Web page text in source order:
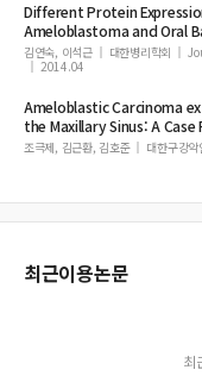
Different Protein
Ameloblastomaand Oral
Same Mandibular Molar
김연숙, 이석근 대한병리학회
2014.04
Ameloblastic Carcinoma
the Maxillary Sinus: A
조극제, 김근환, 김호준 대한구강
최근이용논문
최